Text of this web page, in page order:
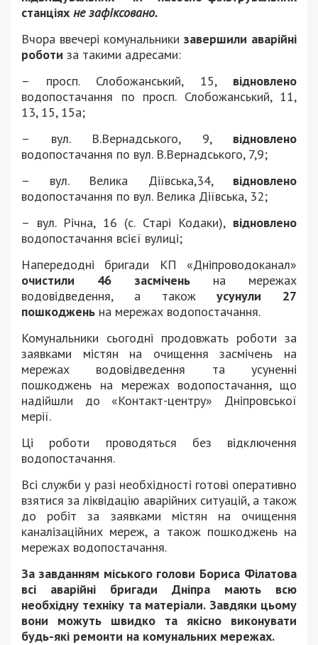
станціях не зафіксовано.
Вчора ввечері комунальники завершили аварійні
роботи за такими адресами:
– просп. Слобожанський, 15, відновлено
водопостачання по просп. Слобожанський, 11,
13, 15, 15а;
– вул. В.Вернадського, 9, відновлено
водопостачання по вул. В.Вернадського, 7,9;
– вул. Велика Діївська,34, відновлено
водопостачання по вул. Велика Діївська, 32;
– вул. Річна, 16 (с. Старі Кодаки), відновлено
водопостачання всієї вулиці;
Напередодні бригади КП «Дніпроводоканал»
очистили 46 засміченьна мережах
водовідведення, а такожусунули 27
пошкоджень на мережах водопостачання.
Комунальники сьогодні продовжать роботи за
заявками містян на очищення засмічень на
мережах водовідведення та усуненні
пошкоджень на мережах водопостачання, що
надійшли до «Контакт-центру» Дніпровської
мерії.
Ці роботи проводяться без відключення
водопостачання.
Всі служби у разі необхідності готові оперативно
взятися за ліквідацію аварійних ситуацій, а також
до робіт за заявками містян на очищення
каналізаційних мереж, а також пошкоджень на
мережах водопостачання.
За завданням міського голови Бориса Філатова
всі аварійні бригади Дніпра мають всю
необхідну техніку та матеріали. Завдяки цьому
вони можуть швидко та якісно виконувати
будь-які ремонти на комунальних мережах.